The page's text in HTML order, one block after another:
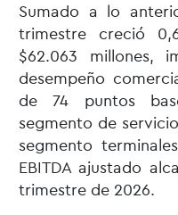
Sumado a lo
trimestre creció
$62.063 millones,
desempeño
de 74 puntos
segmento de
segmento
EBITDA ajustado
trimestre de 2026.